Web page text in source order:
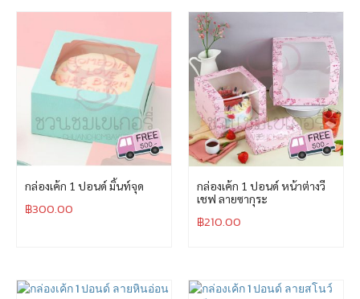
กล่องเค้ก 1 ปอนด์ มิ้นท์จุด
฿300.00
กล่องเค้ก 1 ปอนด์ หน้าต่างวี
เชฟ ลายซากุระ
฿210.00